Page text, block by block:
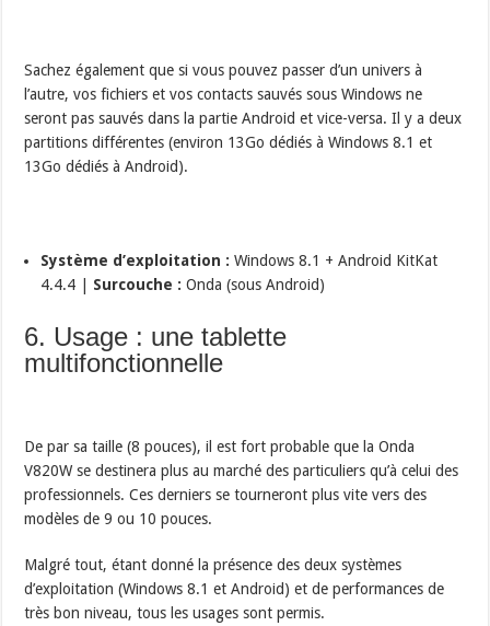
Sachez également que si vous pouvez passer d’un univers à
l’autre, vos fichiers et vos contacts sauvés sous Windows ne
seront pas sauvés dans la partie Android et vice-versa. Il y a deux
partitions différentes (environ 13Go dédiés à Windows 8.1 et
13Go dédiés à Android).
Système d’exploitation : Windows 8.1 + Android KitKat
4.4.4 | Surcouche : Onda (sous Android)
6. Usage : une tablette
multifonctionnelle
De par sa taille (8 pouces), il est fort probable que la Onda
V820W se destinera plus au marché des particuliers qu’à celui des
professionnels. Ces derniers se tourneront plus vite vers des
modèles de 9 ou 10 pouces.
Malgré tout, étant donné la présence des deux systèmes
d’exploitation (Windows 8.1 et Android) et de performances de
très bon niveau, tous les usages sont permis.